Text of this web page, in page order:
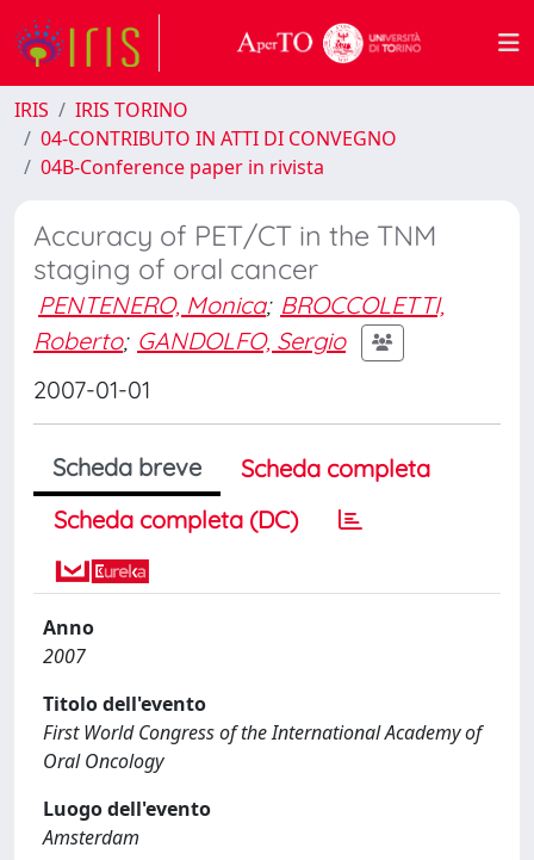
IRIS
IRIS TORINO
04-CONTRIBUTO IN ATTI DI CONVEGNO
04B-Conference paper in rivista
Accuracy of PET/CT in the TNM
staging of oral cancer
PENTENERO, Monica; BROCCOLETTI,
Roberto; GANDOLFO, Sergio
2007-01-01
Scheda breve
Scheda completa
Scheda completa (DC)
Anno
2007
Titolo dell'evento
First World Congress of the International Academy of
Oral Oncology
Luogo dell'evento
Amsterdam